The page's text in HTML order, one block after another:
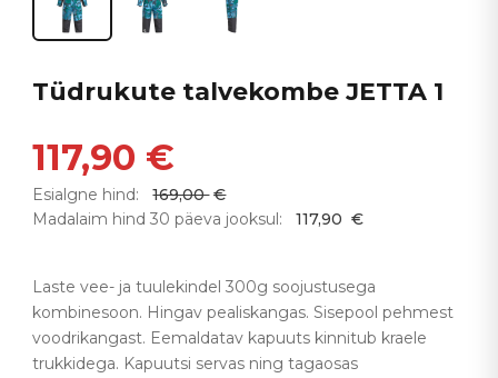
Tüdrukute talvekombe JETTA 1
117,90 €
Esialgne hind: 169,00 €
Madalaim hind 30 päeva jooksul:
117,90 €
Laste vee- ja tuulekindel 300g soojustusega
kombinesoon. Hingav pealiskangas. Sisepool pehmest
voodrikangast. Eemaldatav kapuuts kinnitub kraele
trukkidega. Kapuutsi servas ning tagaosas